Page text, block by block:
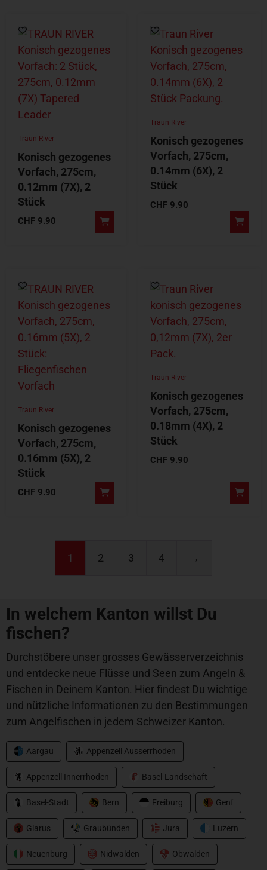
Traun River
Konisch gezogenes
Vorfach, 275cm,
0.12mm (7X), 2
Stück
CHF 9.90
Traun River
Konisch gezogenes
Vorfach, 275cm,
0.14mm (6X), 2
Stück
CHF 9.90
Traun River
Konisch gezogenes
Vorfach, 275cm,
0.16mm (5X), 2
Stück
CHF 9.90
Traun River
Konisch gezogenes
Vorfach, 275cm,
0.18mm (4X), 2
Stück
CHF 9.90
1 2 3 4 →
In welchem Kanton willst Du
fischen?
Durchstöbere unser grosses Gewässerverzeichnis
und entdecke neue Flüsse und Seen zum Angeln &
Fischen in Deinem Kanton. Hier findest Du wichtige
und nützliche Informationen zu den Bestimmungen
zum Angelfischen in jedem Schweizer Kanton.
Aargau Appenzell Ausserrhoden
Appenzell Innerrhoden Basel-Landschaft
Basel-Stadt Bern Freiburg Genf
Glarus Graubünden Jura Luzern
Neuenburg Nidwalden Obwalden